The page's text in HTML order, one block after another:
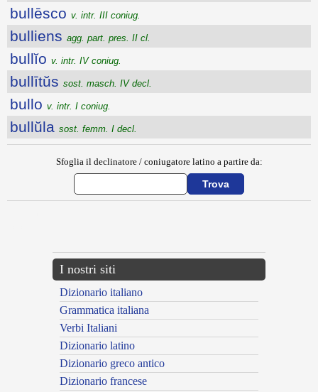
bullēsco v. intr. III coniug.
bulliens agg. part. pres. II cl.
bullĭo v. intr. IV coniug.
bullītŭs sost. masch. IV decl.
bullo v. intr. I coniug.
bullŭla sost. femm. I decl.
Sfoglia il declinatore / coniugatore latino a partire da:
I nostri siti
Dizionario italiano
Grammatica italiana
Verbi Italiani
Dizionario latino
Dizionario greco antico
Dizionario francese